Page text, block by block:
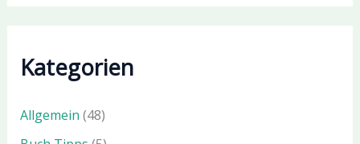
Kategorien
Allgemein (48)